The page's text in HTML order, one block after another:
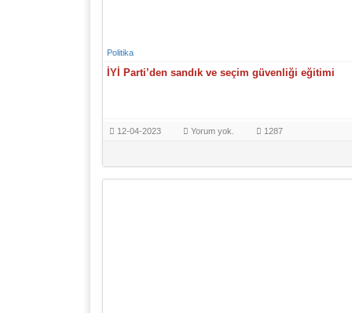
Politika
İYİ Parti’den sandık ve seçim güvenliği eğitimi
12-04-2023 Yorum yok. 1287